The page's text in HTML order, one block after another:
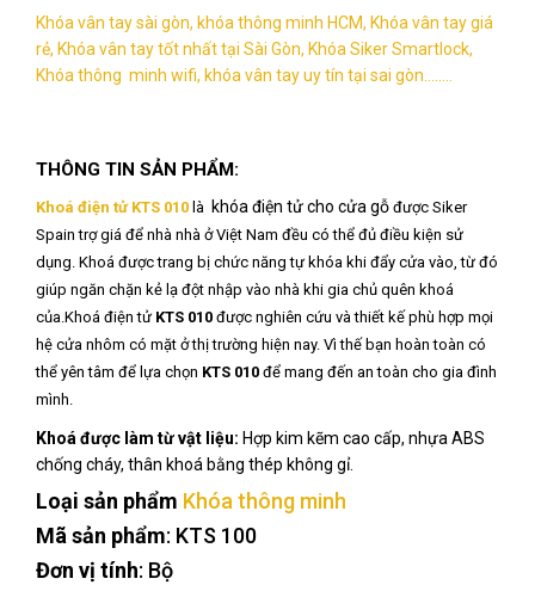
Khóa vân tay sài gòn, khóa thông minh HCM, Khóa vân tay giá
rẻ, Khóa vân tay tốt nhất tại Sài Gòn, Khóa Siker Smartlock,
Khóa thông minh wifi, khóa vân tay uy tín tại sai gòn........
THÔNG TIN SẢN PHẨM:
Khoá điện tử KTS 010 là khóa điện tử cho cửa gỗ được Siker
Spain trợ giá để nhà nhà ở Việt Nam đều có thể đủ điều kiện sử
dụng. Khoá được trang bị chức năng tự khóa khi đẩy cửa vào, từ đó
giúp ngăn chặn kẻ lạ đột nhập vào nhà khi gia chủ quên khoá
của.Khoá điện tử KTS 010 được nghiên cứu và thiết kế phù hợp mọi
hệ cửa nhôm có mặt ở thị trường hiện nay. Vì thế bạn hoàn toàn có
thể yên tâm để lựa chọn KTS 010 để mang đến an toàn cho gia đình
mình.
Khoá được làm từ vật liệu: Hợp kim kẽm cao cấp, nhựa ABS
chống cháy, thân khoá bằng thép không gỉ.
Loại sản phẩm Khóa thông minh
Mã sản phẩm: KTS 100
Đơn vị tính: Bộ